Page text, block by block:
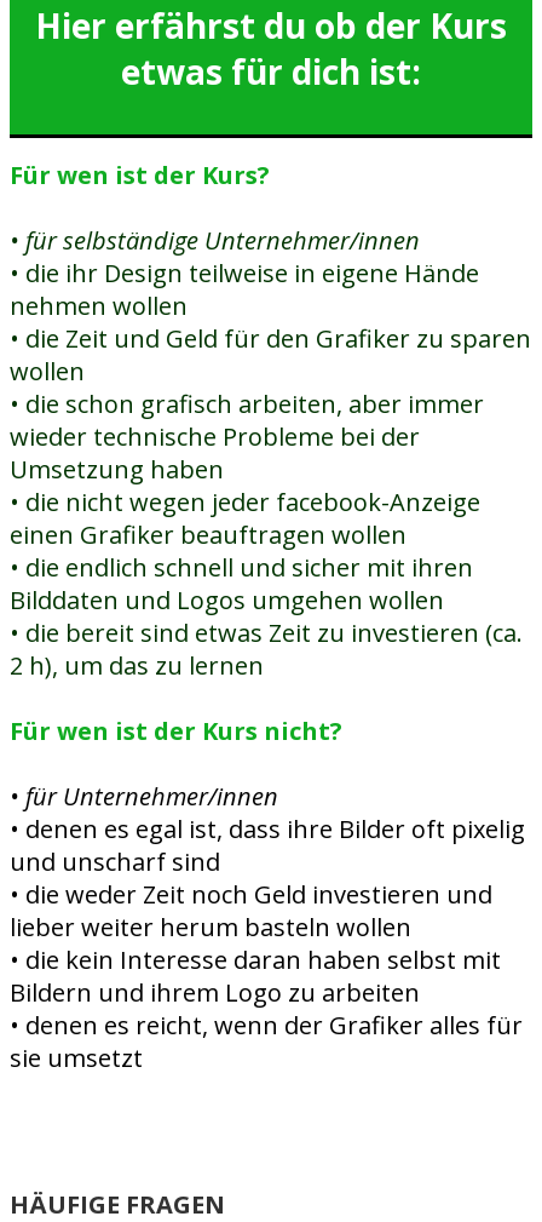
Hier erfährst du ob der Kurs
etwas für dich ist:
Für wen ist der Kurs?
• für selbständige Unternehmer/innen
• die ihr Design teilweise in eigene Hände
nehmen wollen
• die Zeit und Geld für den Grafiker zu sparen
wollen
• die schon grafisch arbeiten, aber immer
wieder technische Probleme bei der
Umsetzung haben
• die nicht wegen jeder facebook-Anzeige
einen Grafiker beauftragen wollen
• die endlich schnell und sicher mit ihren
Bilddaten und Logos umgehen wollen
• die bereit sind etwas Zeit zu investieren (ca.
2 h), um das zu lernen
Für wen ist der Kurs nicht?
• für Unternehmer/innen
• denen es egal ist, dass ihre Bilder oft pixelig
und unscharf sind
• die weder Zeit noch Geld investieren und
lieber weiter herum basteln wollen
• die kein Interesse daran haben selbst mit
Bildern und ihrem Logo zu arbeiten
• denen es reicht, wenn der Grafiker alles für
sie umsetzt
HÄUFIGE FRAGEN